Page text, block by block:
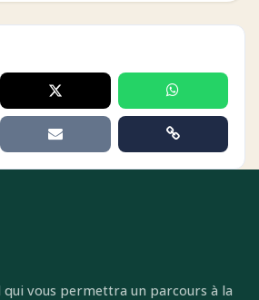
qui vous permettra un parcours à la